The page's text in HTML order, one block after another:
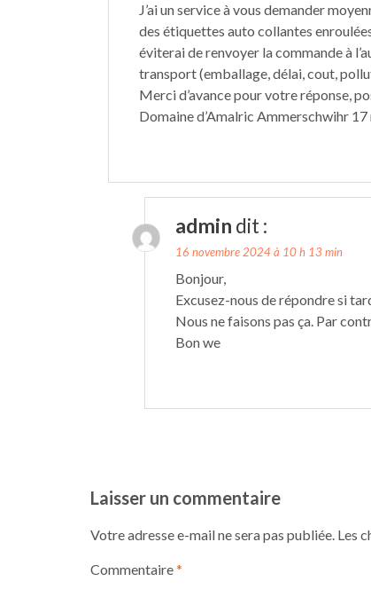
J’ai un service à vous demander
des étiquettes auto collantes
éviterai de renvoyer la commande à
transport (emballage, délai, cout,
Merci d’avance pour votre réponse,
Domaine d’Amalric Ammerschwihr
admin dit :
16 novembre 2024 à 10 h 13 min
Bonjour,
Excusez-nous de répondre si
Nous ne faisons pas ça. Par
Bon we
Laisser un commentaire
Votre adresse e-mail ne sera pas publiée. Les
Commentaire*